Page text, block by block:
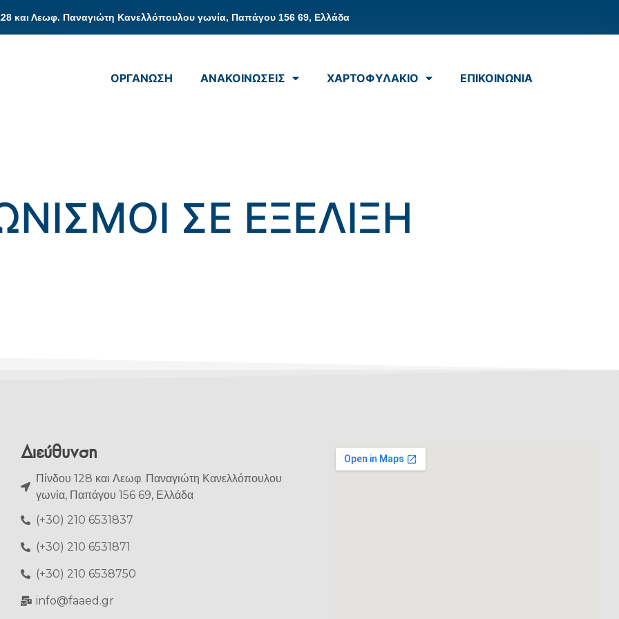
και Λεωφ. Παναγιώτη Κανελλόπουλου γωνία, Παπάγου 156 69, Ελλάδα
ΟΡΓΑΝΩΣΗ ΑΝΑΚΟΙΝΩΣΕΙΣ ΧΑΡΤΟΦΥΛΑΚΙΟ ΕΠΙΚΟΙΝΩΝΙΑ
ΣΕ ΕΞΕΛΙΞΗ
Διεύθυνση
Πίνδου 128 και Λεωφ. Παναγιώτη Κανελλόπουλου
γωνία, Παπάγου 156 69, Ελλάδα
(+30) 210 6531837
(+30) 210 6531871
(+30) 210 6538750
info@faaed.gr